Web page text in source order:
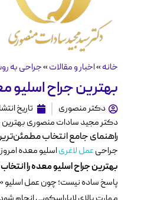
خانه»اخبار و مقالات»جراحی به
بهترین جراح اسلیو
دکتر منصوری تاریخ
دکتر مجید سادات منصوری بهترین
راهنمای جامع انتخاب
جراحیعمل لاغریاسلیو معده
بهترین جراح اسلیو معده را
پاسخ ساده نیست؛ چون عمل